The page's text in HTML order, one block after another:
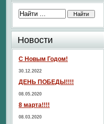
Новости
С Новым Годом!
30.12.2022
ДЕНЬ ПОБЕДЫ!!!!
08.05.2020
8 марта!!!!
08.03.2020